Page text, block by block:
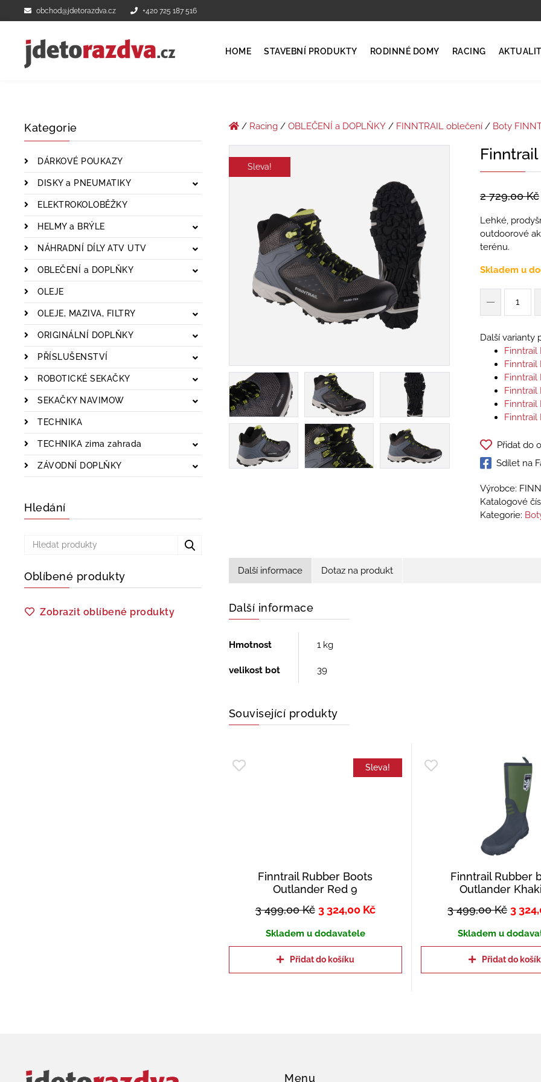
obchod@jdetorazdva.cz +420 725 187 516
HOME STAVEBNÍ PRODUKTY RODINNÉ DOMY RACING
Kategorie
DÁRKOVÉ POUKAZY
DISKY a PNEUMATIKY
ELEKTROKOLOBĚŽKY
HELMY a BRÝLE
NÁHRADNÍ DÍLY ATV UTV
OBLEČENÍ a DOPLŇKY
OLEJE
OLEJE, MAZIVA, FILTRY
ORIGINÁLNÍ DOPLŇKY
PŘÍSLUŠENSTVÍ
ROBOTICKÉ SEKAČKY
SEKAČKY NAVIMOW
TECHNIKA
TECHNIKA zima zahrada
ZÁVODNÍ DOPLŇKY
Hledání
Oblíbené produkty
Zobrazit oblíbené produkty
/ Racing/ OBLEČENÍ a DOPLŇKY/ FINNTRAIL oblečení/ Boty
Sleva!
2 729,00Kč
Lehké,
outdoorové
terénu.
Skladem u
Další varianty
Finntrail
Finntrail
Finntrail
Finntrail
Finntrail
Finntrail
Přidat do
Sdílet na
Výrobce:
Katalogové
Kategorie:
Další informace Dotaz na produkt
Další informace
Hmotnost 1 kg
velikost bot 39
Související produkty
Sleva!
Finntrail Rubber Boots
Outlander Red 9
3 499,00Kč 3 324,00 Kč
Skladem u dodavatele
Přidat do košíku
Finntrail Rubber
Outlander
3 499,00Kč 3
Skladem u
Přidat do
Menu